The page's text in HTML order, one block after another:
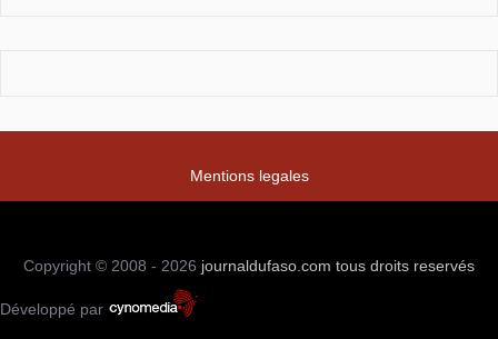
Mentions legales
Copyright © 2008 - 2026 journaldufaso.com tous droits reservés
Développé par